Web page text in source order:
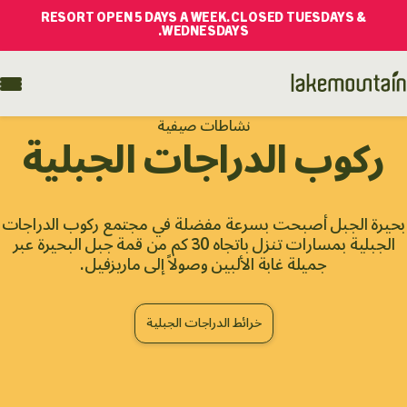
RESORT OPEN 5 DAYS A WEEK. CLOSED TUESDAYS &
WEDNESDAYS.
نشاطات صيفية
ركوب الدراجات الجبلية
بحيرة الجبل أصبحت بسرعة مفضلة في مجتمع ركوب الدراجات
الجبلية بمسارات تنزل باتجاه
30 كم من قمة جبل البحيرة عبر
جميلة غابة الألبين وصولاً إلى ماريزفيل.
خرائط الدراجات الجبلية